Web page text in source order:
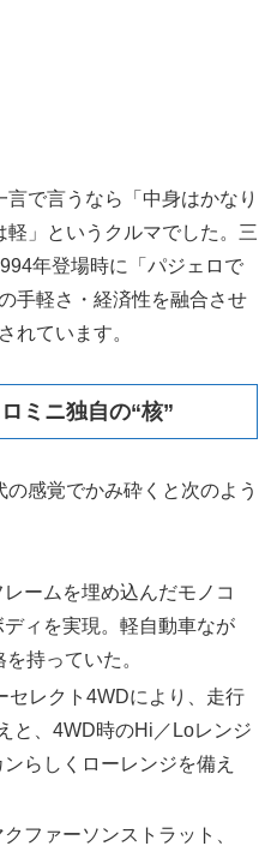
で言うなら「中身はかなり
」というクルマでした。三
年登場時に「パジェロで
手軽さ・経済性を融合させ
れています。
ミニ独自の“核”
感覚でかみ砕くと次のよう
レームを埋め込んだモノコ
ィを実現。軽自動車なが
持っていた。
セレクト4WDにより、走行
と、4WD時のHi／Loレンジ
らしくローレンジを備え
クファーソンストラット、